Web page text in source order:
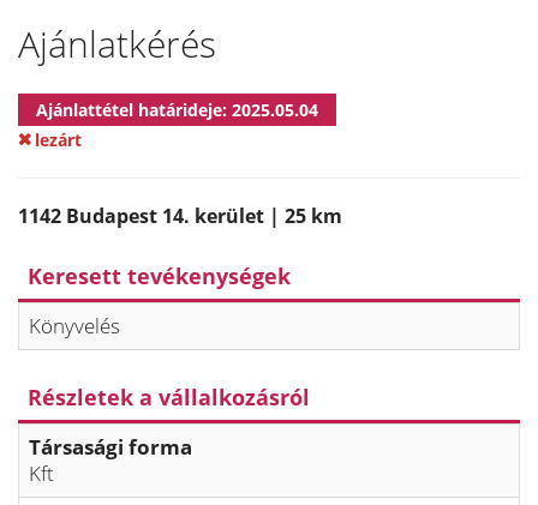
Ajánlatkérés
Ajánlattétel határideje: 2025.05.04
lezárt
1142 Budapest 14. kerület | 25 km
Keresett tevékenységek
Könyvelés
Részletek a vállalkozásról
Társasági forma
Kft